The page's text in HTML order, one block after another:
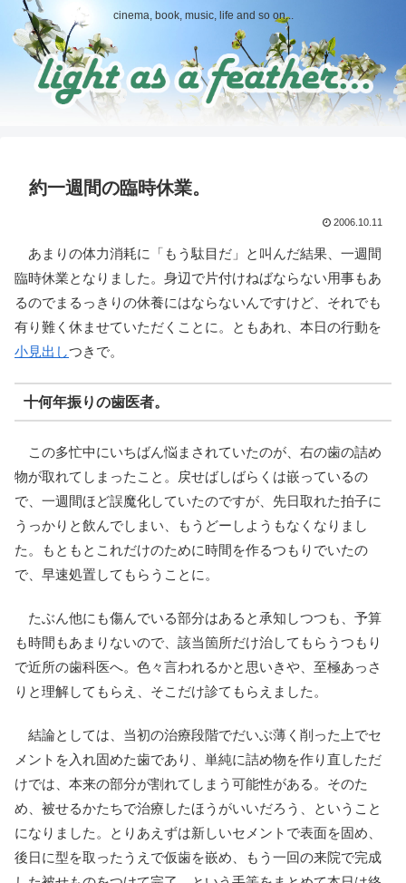
cinema, book, music, life and so on...
約一週間の臨時休業。
2006.10.11
あまりの体力消耗に「もう駄目だ」と叫んだ結果、一週間
臨時休業となりました。身辺で片付けねばならない用事もあ
るのでまるっきりの休養にはならないんですけど、それでも
有り難く休ませていただくことに。ともあれ、本日の行動を
小見出しつきで。
十何年振りの歯医者。
この多忙中にいちばん悩まされていたのが、右の歯の詰め
物が取れてしまったこと。戻せばしばらくは嵌っているの
で、一週間ほど誤魔化していたのですが、先日取れた拍子に
うっかりと飲んでしまい、もうどーしようもなくなりまし
た。もともとこれだけのために時間を作るつもりでいたの
で、早速処置してもらうことに。
たぶん他にも傷んでいる部分はあると承知しつつも、予算
も時間もあまりないので、該当箇所だけ治してもらうつもり
で近所の歯科医へ。色々言われるかと思いきや、至極あっさ
りと理解してもらえ、そこだけ診てもらえました。
結論としては、当初の治療段階でだいぶ薄く削った上でセ
メントを入れ固めた歯であり、単純に詰め物を作り直しただ
けでは、本来の部分が割れてしまう可能性がある。そのた
め、被せるかたちで治療したほうがいいだろう、ということ
になりました。とりあえずは新しいセメントで表面を固め、
後日に型を取ったうえで仮歯を嵌め、もう一回の来院で完成